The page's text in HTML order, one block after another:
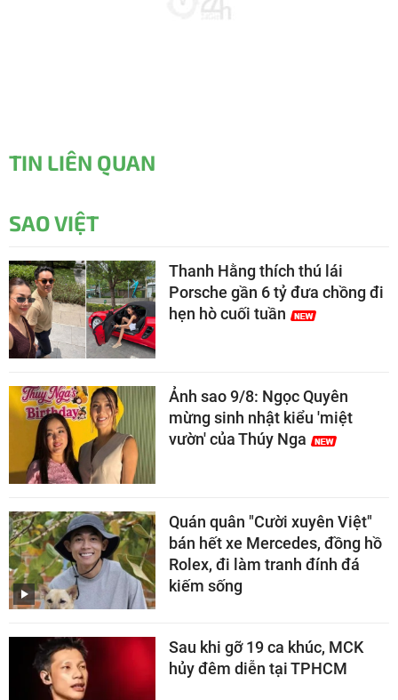
TIN LIÊN QUAN
SAO VIỆT
Thanh Hằng thích thú lái
Porsche gần 6 tỷ đưa chồng đi
hẹn hò cuối tuần
Ảnh sao 9/8: Ngọc Quyên
mừng sinh nhật kiểu 'miệt
vườn' của Thúy Nga
Quán quân "Cười xuyên Việt"
bán hết xe Mercedes, đồng hồ
Rolex, đi làm tranh đính đá
kiếm sống
Sau khi gỡ 19 ca khúc, MCK
hủy đêm diễn tại TPHCM